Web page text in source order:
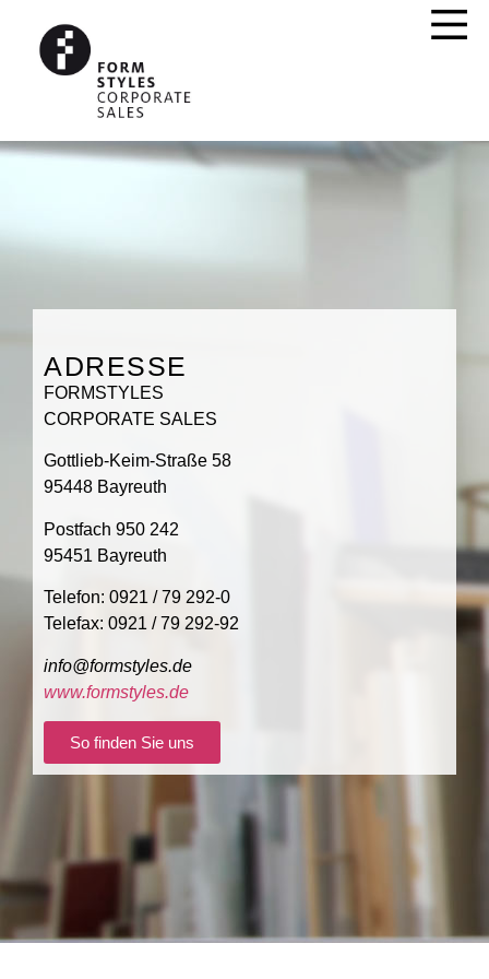
ADRESSE
FORMSTYLES
CORPORATE SALES
Gottlieb-Keim-Straße 58
95448 Bayreuth
Postfach 950 242
95451 Bayreuth
Telefon: 0921 / 79 292-0
Telefax: 0921 / 79 292-92
info@formstyles.de
www.formstyles.de
So finden Sie uns